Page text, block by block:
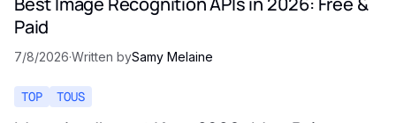
Paid
7/8/2026·Written bySamy Melaine
TOP TOUS